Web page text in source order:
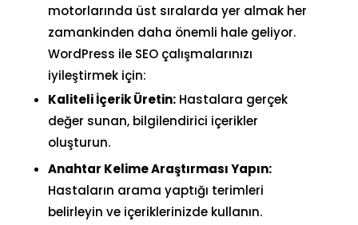
motorlarında üst sıralarda yer almak her
zamankinden daha önemli hale geliyor.
WordPress ile SEO çalışmalarınızı
iyileştirmek için:
Kaliteli İçerik Üretin: Hastalara gerçek
değer sunan, bilgilendirici içerikler
oluşturun.
Anahtar Kelime Araştırması Yapın:
Hastaların arama yaptığı terimleri
belirleyin ve içeriklerinizde kullanın.